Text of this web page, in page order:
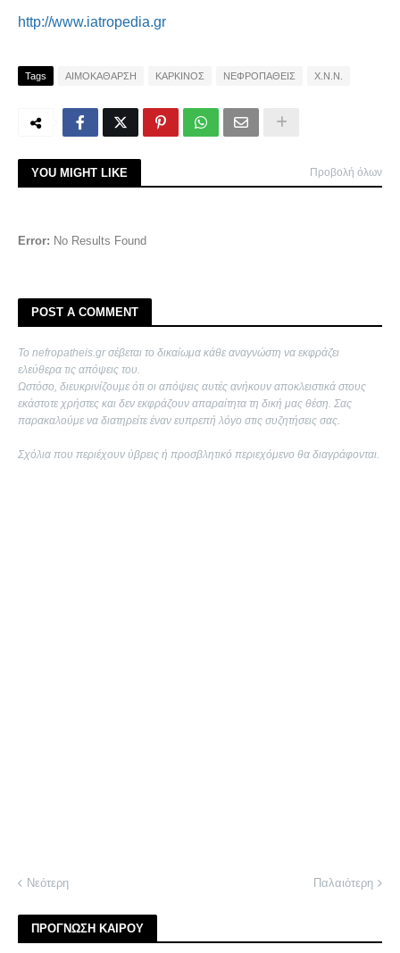
http://www.iatropedia.gr
Tags ΑΙΜΟΚΑΘΑΡΣΗ ΚΑΡΚΙΝΟΣ ΝΕΦΡΟΠΑΘΕΙΣ Χ.Ν.Ν.
YOU MIGHT LIKE Προβολή όλων
Error: No Results Found
POST A COMMENT
Το nefropatheis.gr σέβεται το δικαίωμα κάθε αναγνώστη να εκφράζει
ελεύθερα τις απόψεις του.
Ωστόσο, διευκρινίζουμε ότι οι απόψεις αυτές ανήκουν αποκλειστικά στους
εκάστοτε χρήστες και δεν εκφράζουν απαραίτητα τη δική μας θέση. Σας
παρακαλούμε να διατηρείτε έναν ευπρεπή λόγο στις συζητήσεις σας.
Σχόλια που περιέχουν ύβρεις ή προσβλητικό περιεχόμενο θα διαγράφονται.
Νεότερη Παλαιότερη
ΠΡΟΓΝΩΣΗ ΚΑΙΡΟΥ